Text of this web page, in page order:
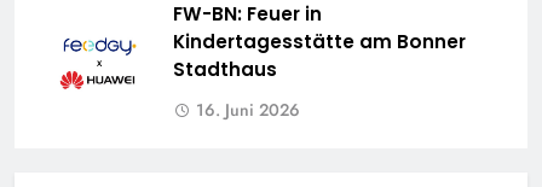
FW-BN: Feuer in
Kindertagesstätte am Bonner
Stadthaus
16. Juni 2026